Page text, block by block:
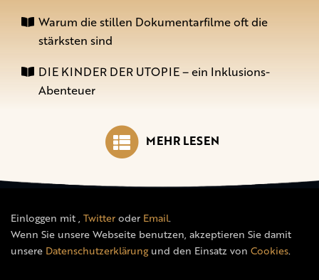
Warum die stillen Dokumentarfilme oft die
stärksten sind
DIE KINDER DER UTOPIE – ein Inklusions-
Abenteuer
MEHR LESEN
Einloggen mit, Twitteroder Email.
Wenn Sie unsere Webseite benutzen, akzeptieren Sie damit
unsere Datenschutzerklärungund den Einsatz von Cookies.